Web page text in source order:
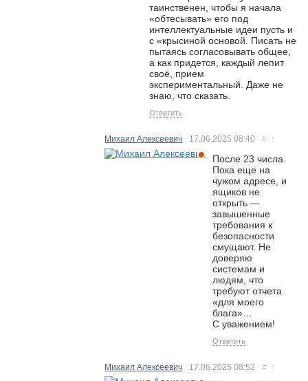
таинственен, чтобы я начала
«обтесывать» его под
интеллектуальные идеи пусть и
с «крысиной основой. Писать не
пытаясь согласовывать общее,
а как придется, каждый лепит
своё, прием
экспериментальный. Даже не
знаю, что сказать.
Ответить
Михаил Алексеевич 17.06.2025 08:40 # ↑
После 23 числа.
Пока еще на
чужом адресе, и
ящиков не
открыть —
завышенные
требования к
безопасности
смущают. Не
доверяю
системам и
людям, что
требуют отчета
«для моего
блага»…
С уважением!
Ответить
Михаил Алексеевич 17.06.2025 08:52 # ↑